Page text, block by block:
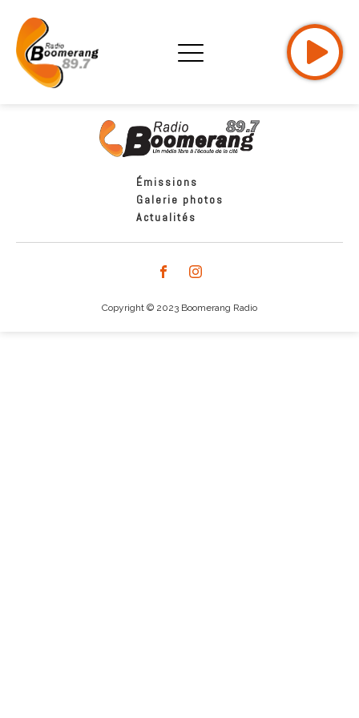
Émissions
Galerie photos
Actualités
Copyright © 2023 Boomerang Radio